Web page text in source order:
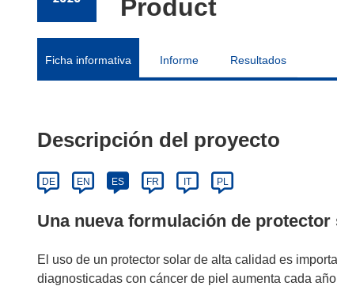
Product
Ficha informativa Informe Resultados
Descripción del proyecto
DE EN ES FR IT PL
Una nueva formulación de
El uso de un protector solar de alta calidad es
diagnosticadas con cáncer de piel aumenta cada